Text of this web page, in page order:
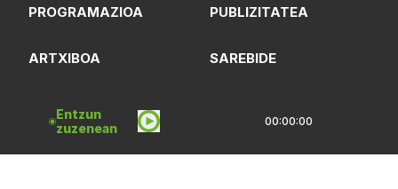
Entzun
zuzenean
00:00:00
PROGRAMAZIOA PUBLIZITATEA
ARTXIBOA SAREBIDE